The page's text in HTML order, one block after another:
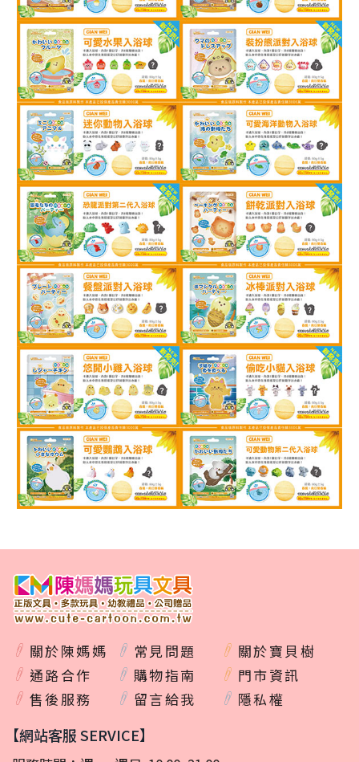
關於陳媽媽 常見問題
關於寶貝樹
通路合作
購物指南
門市資訊
售後服務
留言給我 隱私權
【網站客服 SERVICE】